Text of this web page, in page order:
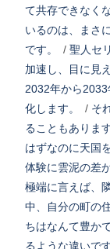
て共存できなく
いるのは、まさ
です。
/ 聖人セ
加速し、目に見
2032年から
化します。
/ そ
ることもあります
はずなのに天国
体験に雲泥の差
極端に言えば、
中、自分の町の
ちはなんて豊か
るような違いです